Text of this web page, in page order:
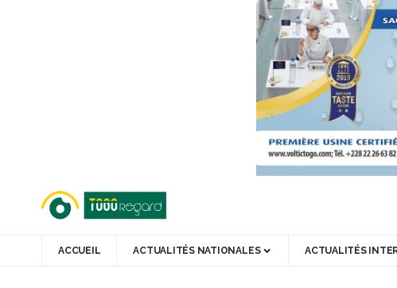
ACCUEIL ACTUALITÉS NATIONALES ACTUALITÉS